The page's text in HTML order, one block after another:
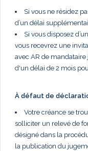
Si vous ne résidez
d’un délai
Si vous disposez
vous recevrez une
avec AR de
d'un délai de 2 mois
À défaut de
Votre créance se
solliciter un relevé de
désigné dans la
la publication du